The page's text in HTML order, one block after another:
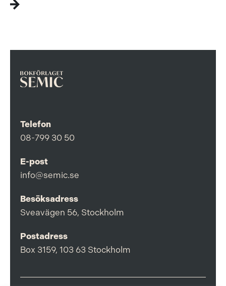
Telefon
08-799 30 50
E-post
info@semic.se
Besöksadress
Sveavägen 56, Stockholm
Postadress
Box 3159, 103 63 Stockholm